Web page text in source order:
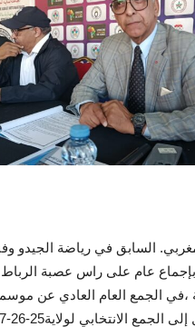
السابق في رياضة الجيدو
عام على راس عصبة